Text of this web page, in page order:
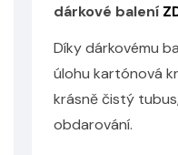
dárkové balení
Díky dárkovému
úlohu kartónová
krásně čistý
obdarování.